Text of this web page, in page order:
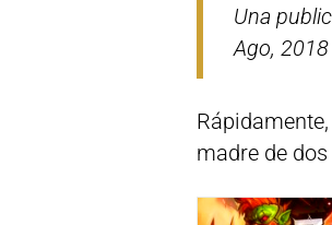
Una
Ago,
madre de